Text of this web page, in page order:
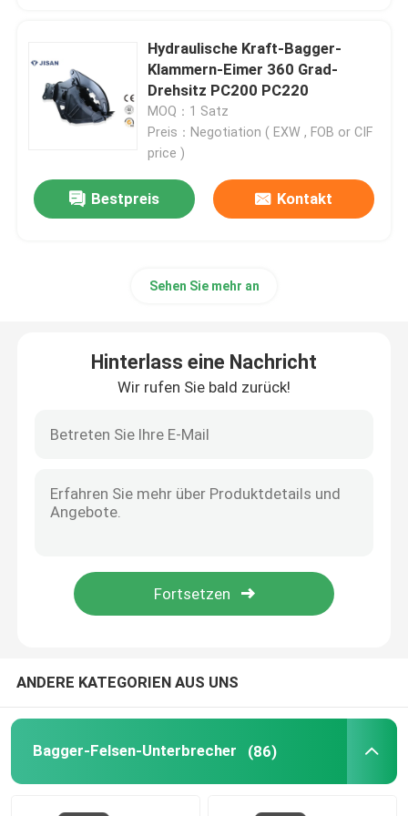
Hammer-Felsen-Unterbrecher
Bagger Mounted Pile Hammer
Bagger-Metallschere
Hydraulischer konkreter Pulverizer
Bagger-Beton-Zerkleinerungsmaschine
Bagger-Felsen-Zupacken
Hydraulisches Platten-Verdichtungsgerät
Bagger-Trennmaschinen-Schaft
Hydraulische Kraft-Bagger-
Klammern-Eimer 360 Grad-
Drehsitz PC200 PC220
MOQ：1 Satz
Preis：Negotiation ( EXW , FOB or CIF
price )
Bestpreis Kontakt
Sehen Sie mehr an
Hinterlass eine Nachricht
Wir rufen Sie bald zurück!
ANDERE KATEGORIEN AUS UNS
Bagger-Felsen-Unterbrecher (86)